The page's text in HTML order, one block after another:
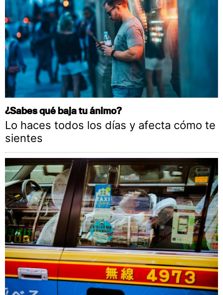
¿Sabes qué baja tu ánimo?
Lo haces todos los días y afecta cómo te
sientes